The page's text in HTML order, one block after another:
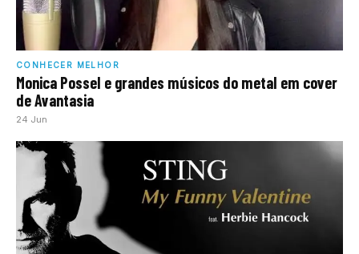
CONHECER MELHOR
Monica Possel e grandes músicos do metal em cover
de Avantasia
24 Jun